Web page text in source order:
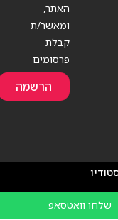
האתר,
ומאשר/ת
קבלת
פרסומים
הרשמה
שלחו וואטסאפ